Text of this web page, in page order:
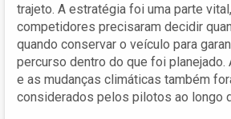
trajeto. A estratégia foi uma parte
competidores precisaram decidir
quando conservar o veículo para
percurso dentro do que foi planejado.
e as mudanças climáticas também
considerados pelos pilotos ao longo